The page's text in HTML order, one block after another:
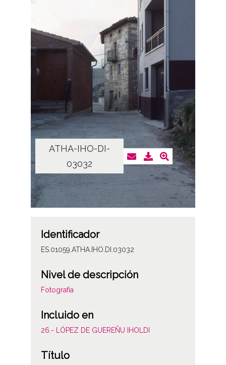
ATHA-IHO-DI-
03032
Identificador
ES.01059.ATHA.IHO.DI.03032
Nivel de descripción
Fotografía
Incluido en
26.- LÓPEZ DE GUEREÑU IHOLDI
Título